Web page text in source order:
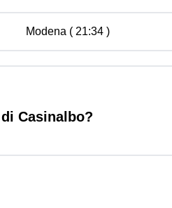
Modena ( 21:34 )
Casinalbo?